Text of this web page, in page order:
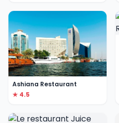
Ashiana Restaurant
★ 4.5